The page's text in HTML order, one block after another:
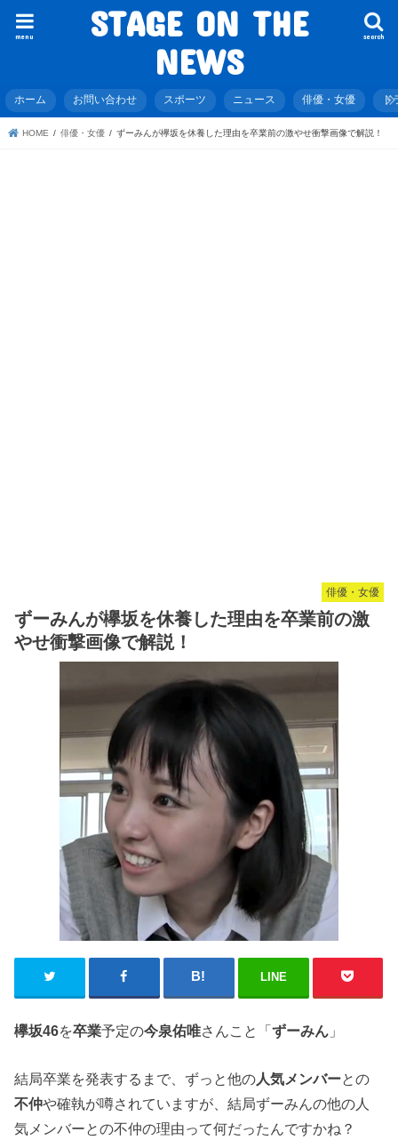
STAGE ON THE
NEWS
search
menu
ホーム お問い合わせ スポーツ ニュース 俳優・女優
HOME 俳優・女優 ずーみんが欅坂を休養した理由を卒業前の激やせ衝撃画像で解説！
俳優・女優
ずーみんが欅坂を休養した理由を卒業前の激
やせ衝撃画像で解説！
LINE
欅坂46を卒業予定の今泉佑唯さんこと「ずーみん 」
結局卒業を発表するまで、ずっと他の人気メンバーとの
不仲や確執が噂されていますが、結局ずーみんの他の人
気メンバーとの不仲の理由って何だったんですかね？